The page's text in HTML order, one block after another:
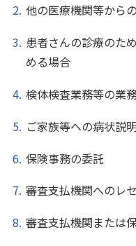
他の医療機関等から
患者さんの診療のた
める場合
検体検査業務等の業
ご家族等への病状説
保険事務の委託
審査支払機関へのレ
審査支払機関または